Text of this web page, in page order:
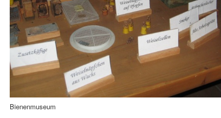
Bienenmuseum